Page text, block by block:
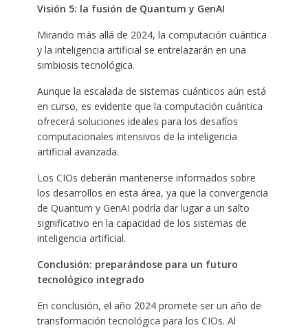
Visión 5: la fusión de Quantum y GenAI
Mirando más allá de 2024, la computación cuántica
y la inteligencia artificial se entrelazarán en una
simbiosis tecnológica.
Aunque la escalada de sistemas cuánticos aún está
en curso, es evidente que la computación cuántica
ofrecerá soluciones ideales para los desafíos
computacionales intensivos de la inteligencia
artificial avanzada.
Los CIOs deberán mantenerse informados sobre
los desarrollos en esta área, ya que la convergencia
de Quantum y GenAI podría dar lugar a un salto
significativo en la capacidad de los sistemas de
inteligencia artificial.
Conclusión: preparándose para un futuro
tecnológico integrado
En conclusión, el año 2024 promete ser un año de
transformación tecnológica para los CIOs. Al